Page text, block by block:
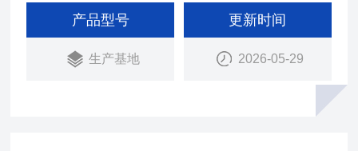
山采掘机械；起重运输机械等。
产品型号
生产基地
更新时间
2026-05-29